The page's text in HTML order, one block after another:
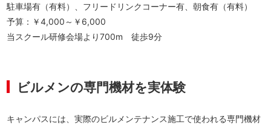
駐車場有（有料）、フリードリンクコーナー有、朝食有（有料）
予算：￥4,000～￥6,000
当スクール研修会場より700m 徒歩9分
ビルメンの専門機材を実体験
キャンパスには、実際のビルメンテナンス施工で使われる専門機材